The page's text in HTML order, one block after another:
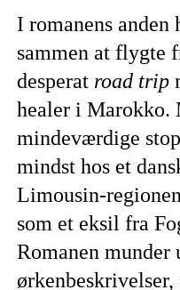
I romanens anden
sammen at flygte
desperat road trip
healer i Marokko.
mindeværdige
mindst hos et
Limousin-
som et eksil fra
Romanen